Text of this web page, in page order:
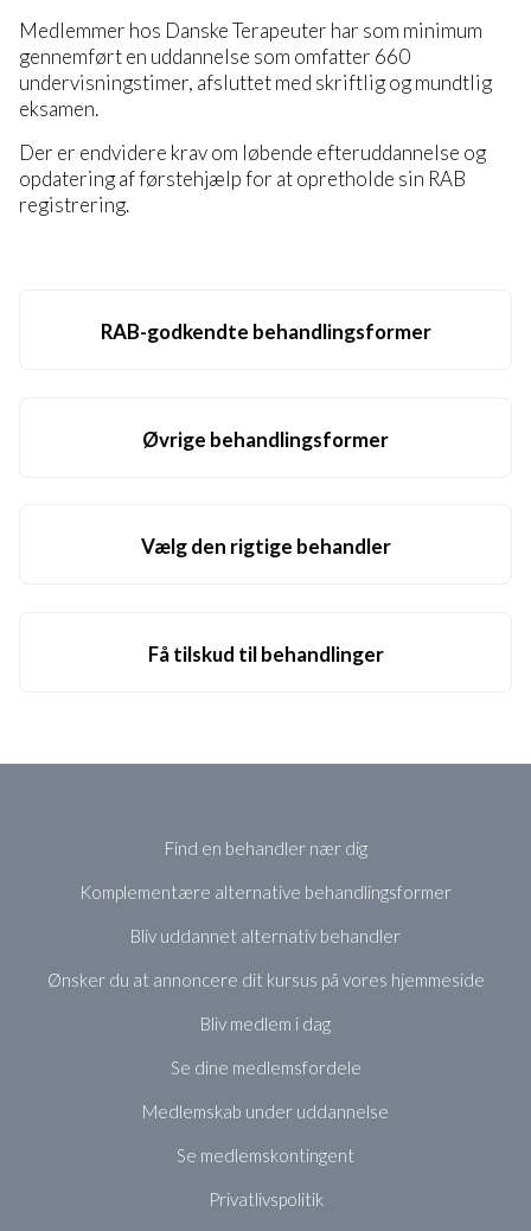
Medlemmer hos Danske Terapeuter har som minimum
gennemført en uddannelse som omfatter 660
undervisningstimer, afsluttet med skriftlig og mundtlig
eksamen.
Der er endvidere krav om løbende efteruddannelse og
opdatering af førstehjælp for at opretholde sin RAB
registrering.
RAB-godkendte behandlingsformer
Øvrige behandlingsformer
Vælg den rigtige behandler
Få tilskud til behandlinger
Find en behandler nær dig
Komplementære alternative behandlingsformer
Bliv uddannet alternativ behandler
Ønsker du at annoncere dit kursus på vores hjemmeside
Bliv medlem i dag
Se dine medlemsfordele
Medlemskab under uddannelse
Se medlemskontingent
Privatlivspolitik